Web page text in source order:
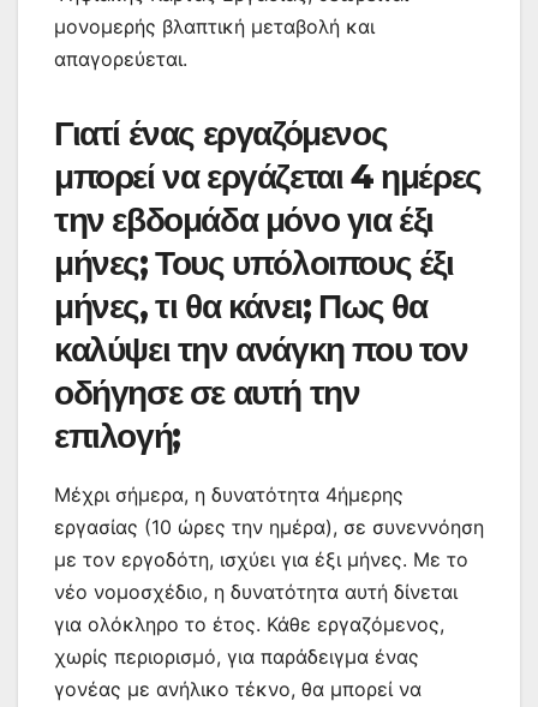
μονομερής βλαπτική μεταβολή και
απαγορεύεται.
Γιατί ένας εργαζόμενος
μπορεί να εργάζεται 4 ημέρες
την εβδομάδα μόνο για έξι
μήνες; Τους υπόλοιπους έξι
μήνες, τι θα κάνει; Πως θα
καλύψει την ανάγκη που τον
οδήγησε σε αυτή την
επιλογή;
Μέχρι σήμερα, η δυνατότητα 4ήμερης
εργασίας (10 ώρες την ημέρα), σε συνεννόηση
με τον εργοδότη, ισχύει για έξι μήνες. Με το
νέο νομοσχέδιο, η δυνατότητα αυτή δίνεται
για ολόκληρο το έτος. Κάθε εργαζόμενος,
χωρίς περιορισμό, για παράδειγμα ένας
γονέας με ανήλικο τέκνο, θα μπορεί να